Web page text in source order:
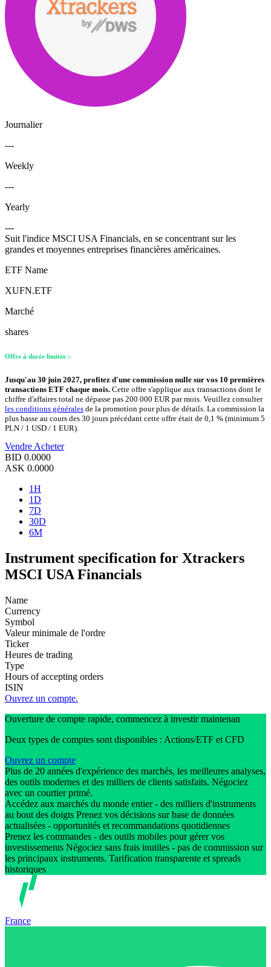
Journalier
---
Weekly
---
Yearly
---
Suit l'indice MSCI USA Financials, en se concentrant sur les
grandes et moyennes entreprises financières américaines.
ETF Name
XUFN.ETF
Marché
shares
Offre à durée limitée :
Jusqu'au 30 juin 2027, profitez d'une commission nulle sur vos 10 premières
transactions ETF chaque mois. Cette offre s'applique aux transactions dont le
chiffre d'affaires total ne dépasse pas 200 000 EUR par mois. Veuillez consulter
les conditions générales de la promotion pour plus de détails. La commission la
plus basse au cours des 30 jours précédant cette offre était de 0,1 % (minimum 5
PLN / 1 USD / 1 EUR).
Vendre Acheter
BID 0.0000
ASK 0.0000
1H
1D
7D
30D
6M
Instrument specification for Xtrackers
MSCI USA Financials
Name
Currency
Symbol
Valeur minimale de l'ordre
Ticker
Heures de trading
Type
Hours of accepting orders
ISIN
Ouvrez un compte.
Ouverture de compte rapide, commencez à investir maintenan
Deux types de comptes sont disponibles : Actions/ETF et CFD
Ouvrez un compte
Plus de 20 années d'expérience des marchés, les meilleures analyses,
des outils modernes et des milliers de clients satisfaits. Négociez
avec un courtier primé.
Accédez aux marchés du monde entier - des milliers d'instruments
au bout des doigts Prenez vos décisions sur base de données
actualisées - opportunités et recommandations quotidiennes
Prenez les commandes - des outils mobiles pour gérer vos
investissements Négociez sans frais inutiles - pas de commission sur
les principaux instruments. Tarification transparente et spreads
historiques
France